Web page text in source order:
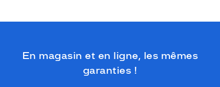
En magasin et en ligne, les mêmes
garanties !